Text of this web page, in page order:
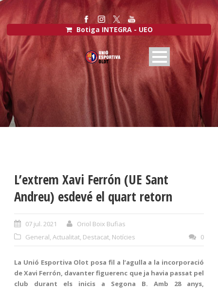
Botiga INTEGRA - UEO
L’extrem Xavi Ferrón (UE Sant
Andreu) esdevé el quart retorn
07 jul. 2021
Oriol Boix Bufias
General, Actualitat, Destacat, Notícies 0
La Unió Esportiva Olot posa fil a l’agulla a la incorporació
de Xavi Ferrón, davanter figuerenc que ja havia passat pel
club durant els inicis a Segona B. Amb 28 anys,